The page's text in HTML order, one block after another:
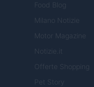
Food Blog
Milano Notizie
Motor Magazine
Notizie.it
Offerte Shopping
Pet Story